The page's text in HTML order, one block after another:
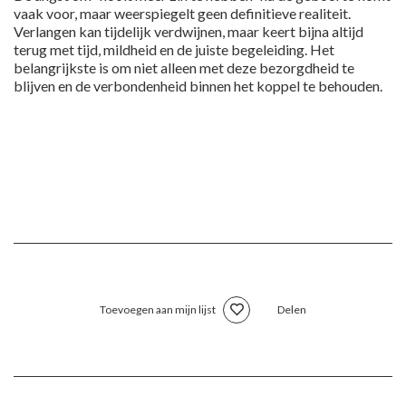
vaak voor, maar weerspiegelt geen definitieve realiteit.
Verlangen kan tijdelijk verdwijnen, maar keert bijna altijd
terug met tijd, mildheid en de juiste begeleiding. Het
belangrijkste is om niet alleen met deze bezorgdheid te
blijven en de verbondenheid binnen het koppel te behouden.
Toevoegen aan mijn lijst Delen